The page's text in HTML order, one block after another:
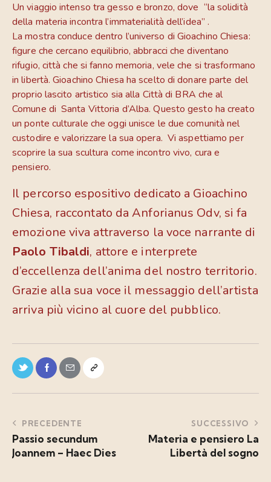
Un viaggio intenso tra gesso e bronzo, dove “la solidità
della materia incontra l’immaterialità dell’idea” .
La mostra conduce dentro l’universo di Gioachino Chiesa:
figure che cercano equilibrio, abbracci che diventano
rifugio, città che si fanno memoria, vele che si trasformano
in libertà. Gioachino Chiesa ha scelto di donare parte del
proprio lascito artistico sia alla Città di BRA che al
Comune di Santa Vittoria d’Alba. Questo gesto ha creato
un ponte culturale che oggi unisce le due comunità nel
custodire e valorizzare la sua opera. Vi aspettiamo per
scoprire la sua scultura come incontro vivo, cura e
pensiero.
Il percorso espositivo dedicato a Gioachino
Chiesa, raccontato da Anforianus Odv, si fa
emozione viva attraverso la voce narrante di
Paolo Tibaldi, attore e interprete
d’eccellenza dell’anima del nostro territorio.
Grazie alla sua voce il messaggio dell’artista
arriva più vicino al cuore del pubblico.
PRECEDENTE
Passio secundum
Joannem – Haec Dies
SUCCESSIVO
Materia e pensiero La
Libertà del sogno